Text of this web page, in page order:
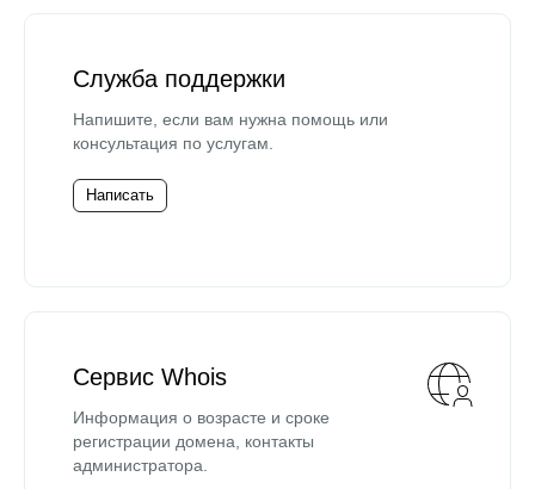
Служба поддержки
Напишите, если вам нужна помощь или
консультация по услугам.
Написать
Сервис Whois
Информация о возрасте и сроке
регистрации домена, контакты
администратора.